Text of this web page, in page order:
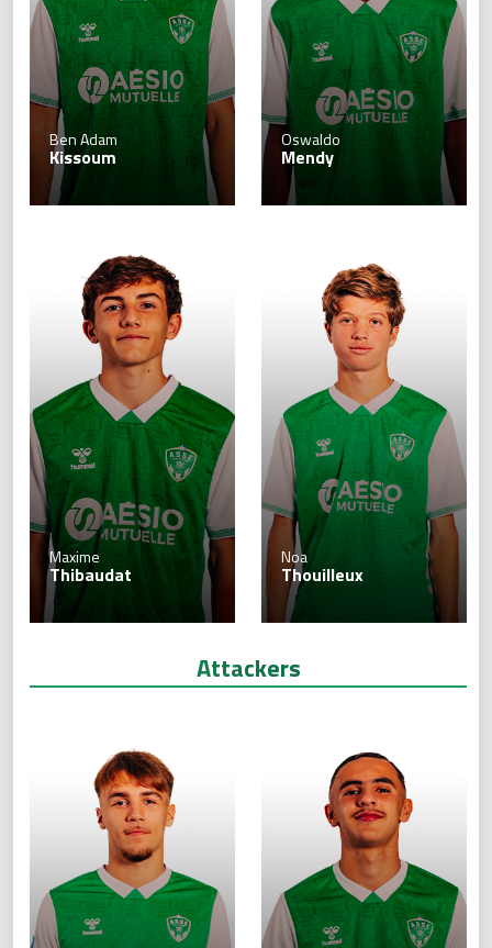
Ben Adam
Kissoum
Oswaldo
Mendy
Maxime
Thibaudat
Noa
Thouilleux
Attackers